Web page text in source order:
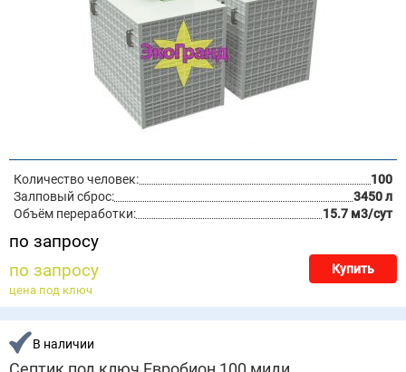
Количество человек:
100
Залповый сброс:
3450 л
Объём переработки:
15.7 м3/сут
по запросу
по запросу
Купить
цена под ключ
В наличии